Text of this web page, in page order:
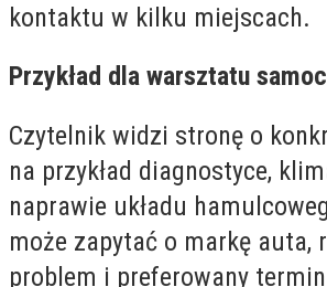
kontaktu w kilku miejscach.
Przykład dla warsztatu
Czytelnik widzi stronę o
na przykład diagnostyce,
naprawie układu
może zapytać o markę auta,
problem i preferowany